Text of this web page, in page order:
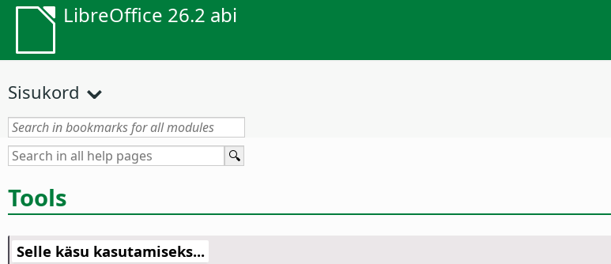
LibreOffice 26.2 abi
Sisukord
Tools
Selle käsu kasutamiseks...